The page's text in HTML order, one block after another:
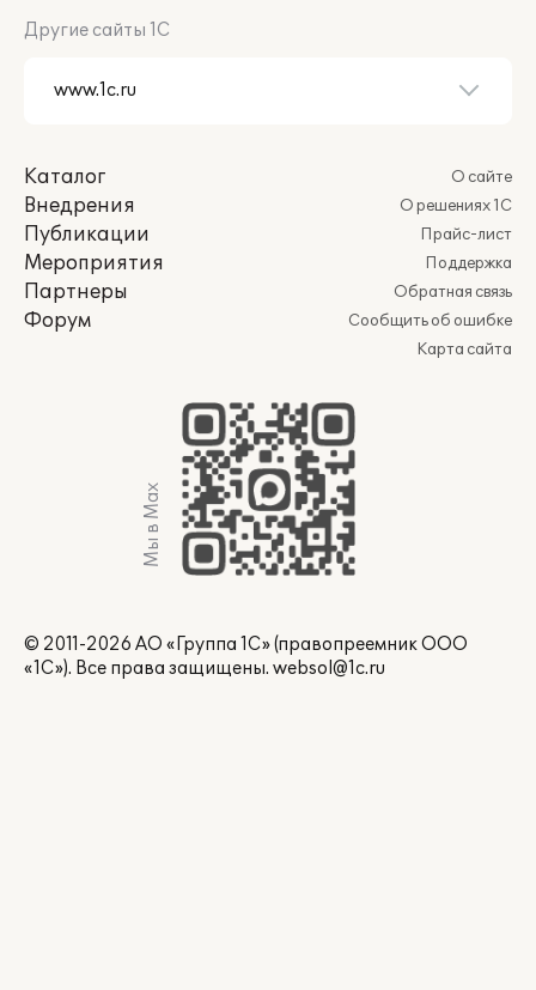
Другие сайты 1С
Каталог
Внедрения
Публикации
Мероприятия
Партнеры
Форум
О сайте
О решениях 1С
Прайс-лист
Поддержка
Обратная связь
Сообщить об ошибке
Карта сайта
Мы в Max
© 2011-2026 АО «Группа 1С» (правопреемник ООО
«1С»). Все права защищены. websol@1c.ru